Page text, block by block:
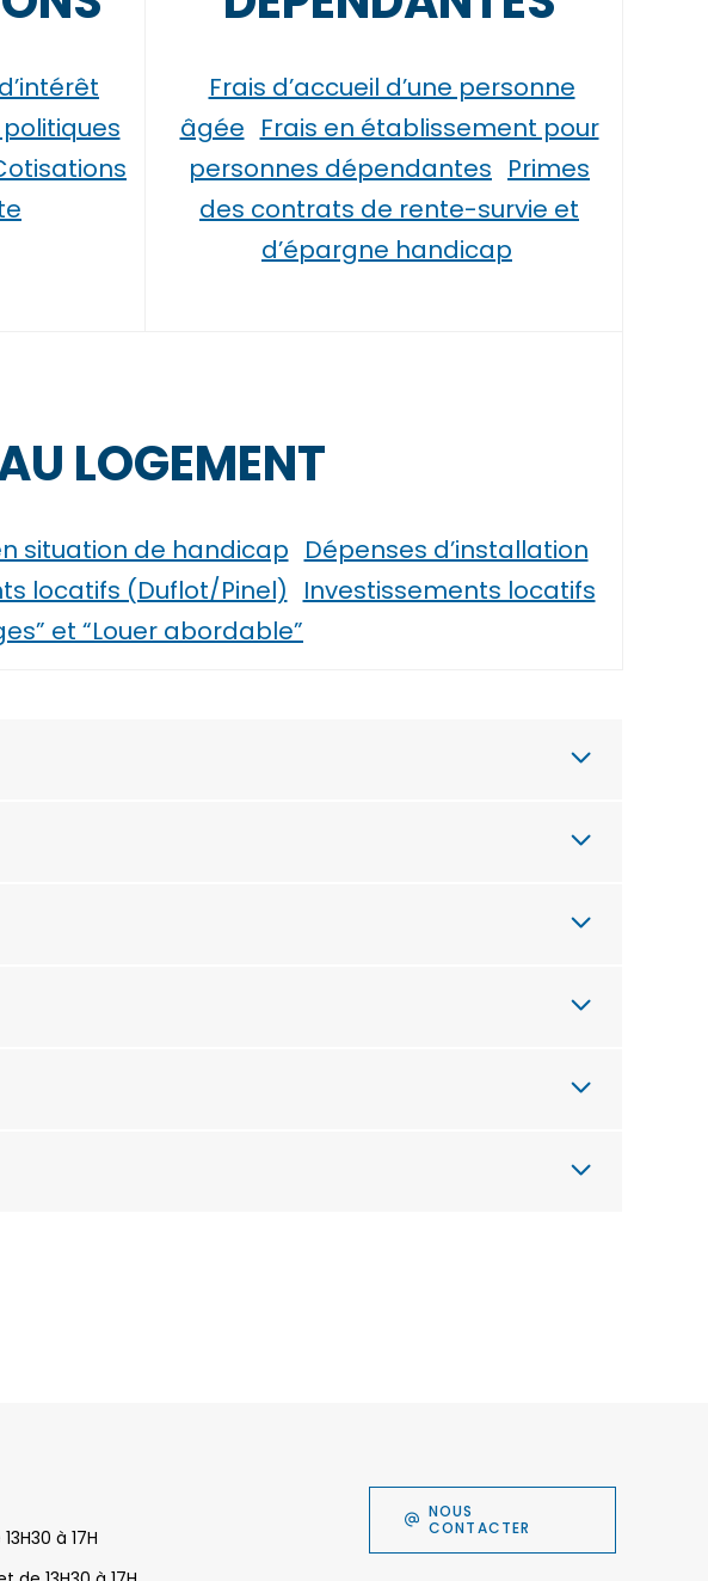
Frais d’accueil d’une personne
âgée Frais en établissement pour
personnes dépendantes Primes
des contrats de rente-survie et
d’épargne handicap
LOGEMENT
situation de handicap Dépenses d’installation
locatifs (Duflot/Pinel)
Investissements locatifs
et “Louer abordable”
à 17H
NOUS
CONTACTER